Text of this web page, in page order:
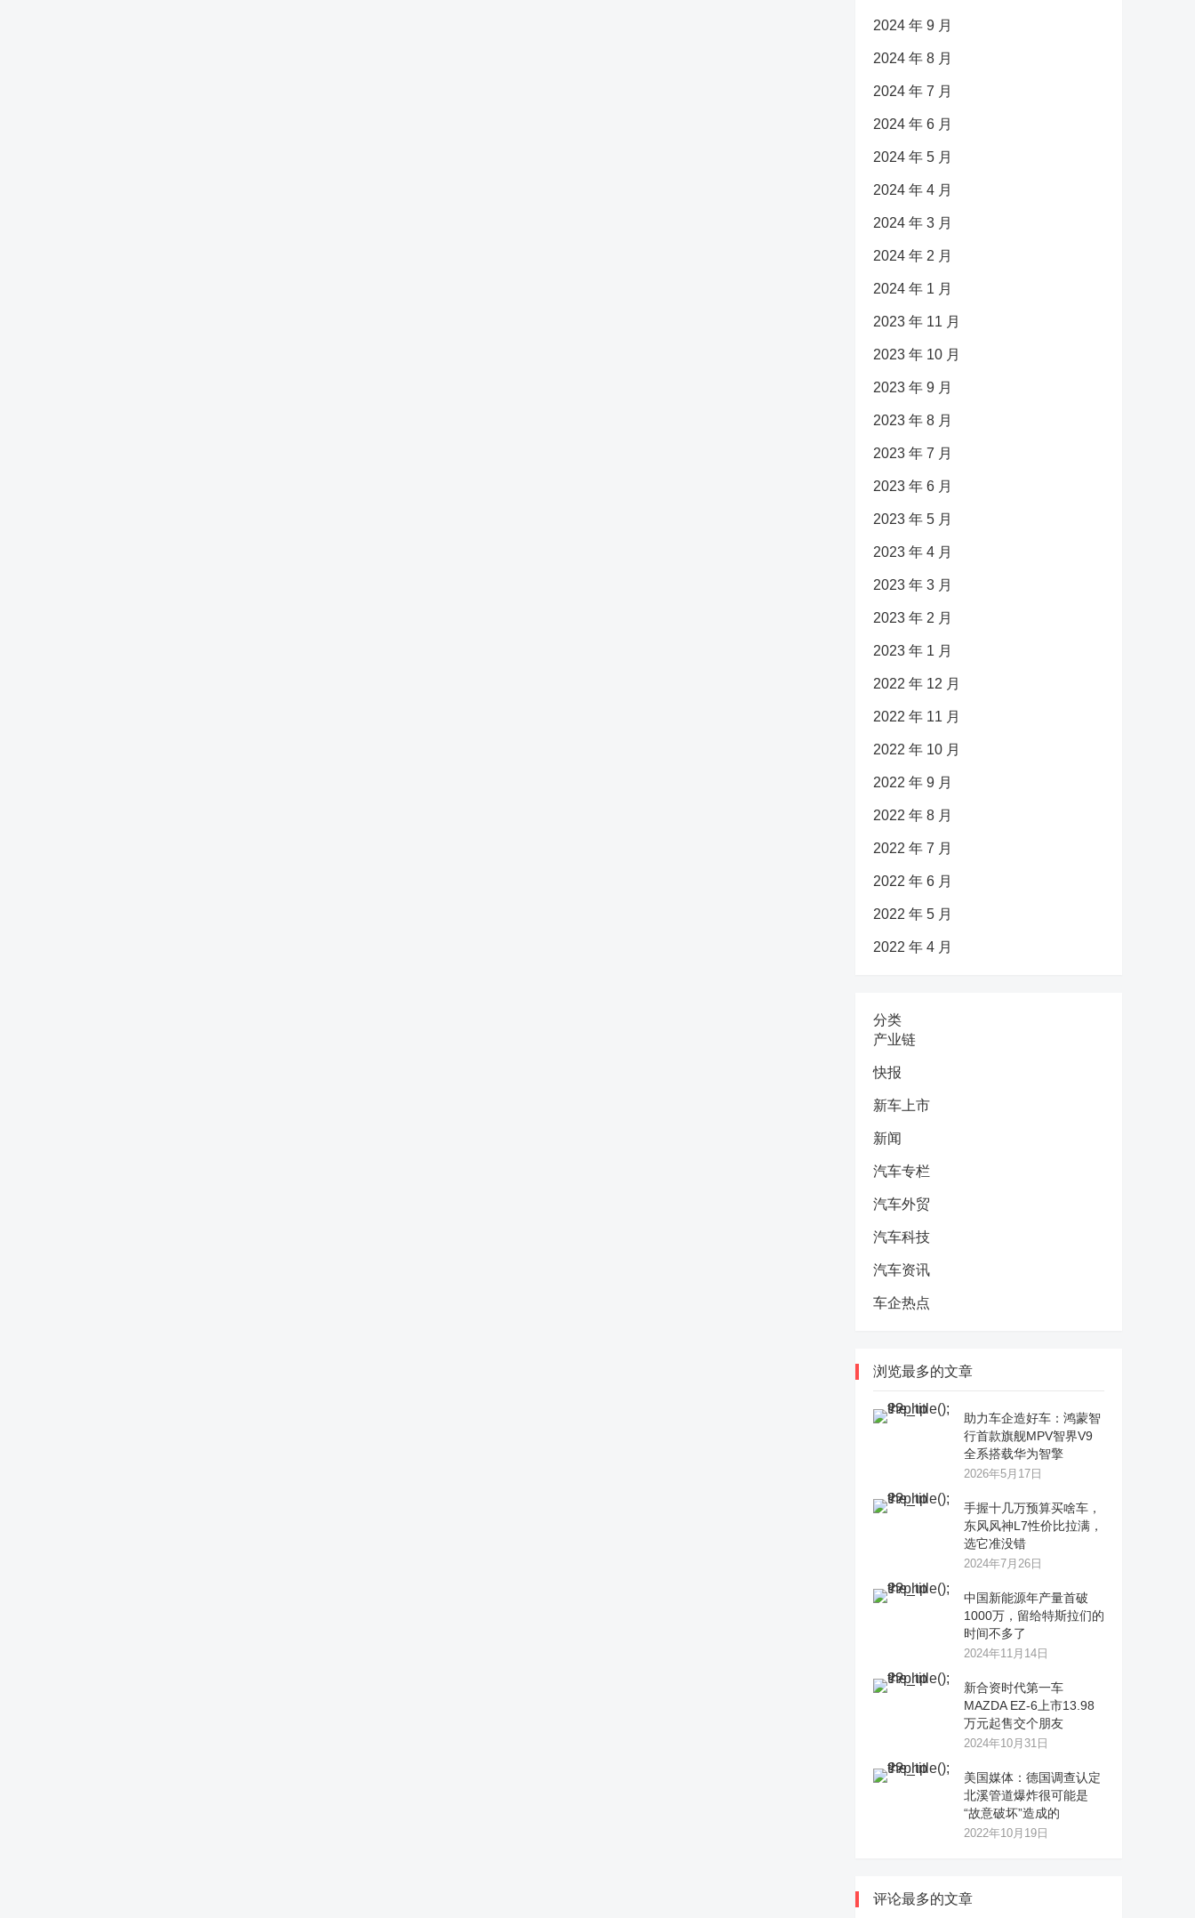
2024 年 9 月
2024 年 8 月
2024 年 7 月
2024 年 6 月
2024 年 5 月
2024 年 4 月
2024 年 3 月
2024 年 2 月
2024 年 1 月
2023 年 11 月
2023 年 10 月
2023 年 9 月
2023 年 8 月
2023 年 7 月
2023 年 6 月
2023 年 5 月
2023 年 4 月
2023 年 3 月
2023 年 2 月
2023 年 1 月
2022 年 12 月
2022 年 11 月
2022 年 10 月
2022 年 9 月
2022 年 8 月
2022 年 7 月
2022 年 6 月
2022 年 5 月
2022 年 4 月
分类
产业链
快报
新车上市
新闻
汽车专栏
汽车外贸
汽车科技
汽车资讯
车企热点
浏览最多的文章
助力车企造好车：鸿蒙智
行首款旗舰MPV智界V9
全系搭载华为智擎
2026年5月17日
手握十几万预算买啥车，
东风风神L7性价比拉满，
选它准没错
2024年7月26日
中国新能源年产量首破
1000万，留给特斯拉们的
时间不多了
2024年11月14日
新合资时代第一车
MAZDA EZ-6上市13.98
万元起售交个朋友
2024年10月31日
美国媒体：德国调查认定
北溪管道爆炸很可能是
“故意破坏”造成的
2022年10月19日
评论最多的文章